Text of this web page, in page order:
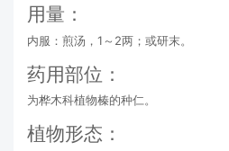
用量：
内服：煎汤，1～2两；或研末。
药用部位：
为桦木科植物榛的种仁。
植物形态：